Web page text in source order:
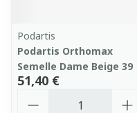
Podartis
Podartis Orthomax
Semelle Dame Beige 39
51,40 €